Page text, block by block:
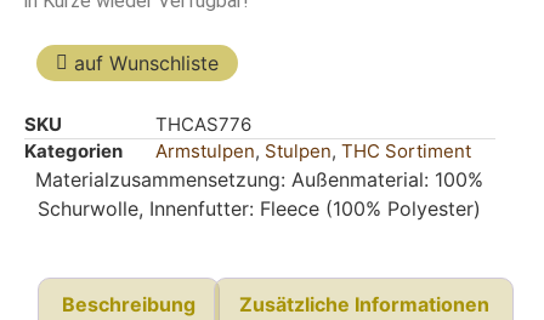
auf Wunschliste
SKU
THCAS776
Kategorien
Armstulpen, Stulpen, THC Sortiment
Materialzusammensetzung: Außenmaterial: 100%
Schurwolle, Innenfutter: Fleece (100% Polyester)
Beschreibung Zusätzliche Informationen